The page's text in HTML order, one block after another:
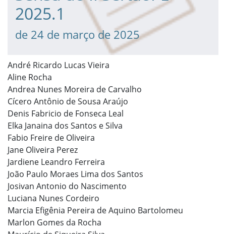
2025.1
de 24 de março de 2025
André Ricardo Lucas Vieira
Aline Rocha
Andrea Nunes Moreira de Carvalho
Cícero Antônio de Sousa Araújo
Denis Fabricio de Fonseca Leal
Elka Janaina dos Santos e Silva
Fabio Freire de Oliveira
Jane Oliveira Perez
Jardiene Leandro Ferreira
João Paulo Moraes Lima dos Santos
Josivan Antonio do Nascimento
Luciana Nunes Cordeiro
Marcia Efigênia Pereira de Aquino Bartolomeu
Marlon Gomes da Rocha